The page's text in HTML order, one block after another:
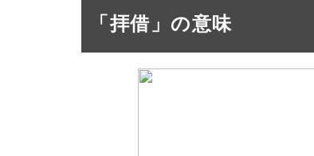
「拝借」の意味